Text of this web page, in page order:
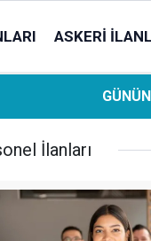
ASKERI
Ziraat
İlanları